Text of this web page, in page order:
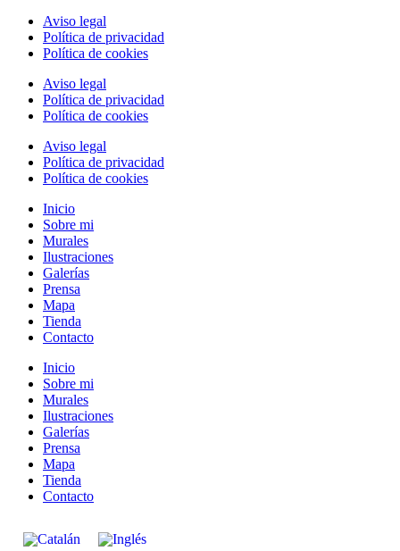
Aviso legal
Política de privacidad
Política de cookies
Aviso legal
Política de privacidad
Política de cookies
Aviso legal
Política de privacidad
Política de cookies
Inicio
Sobre mi
Murales
Ilustraciones
Galerías
Prensa
Mapa
Tienda
Contacto
Inicio
Sobre mi
Murales
Ilustraciones
Galerías
Prensa
Mapa
Tienda
Contacto